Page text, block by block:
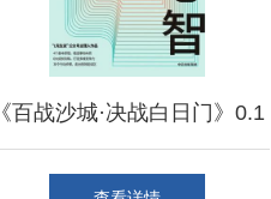
《百战沙城·决战白日门》0.1
折背后的技术革命 一场悄然